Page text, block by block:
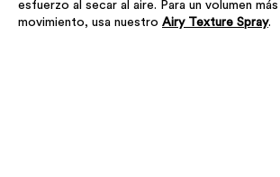
esfuerzo al secar al aire. Para un volumen
movimiento, usa nuestro Airy Texture Spray.